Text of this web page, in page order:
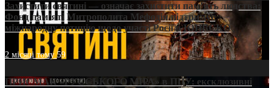
Захистити святині — означає захистити пам’ять людства:
Фонд пам’яті Митрополита Мефодія підтримує
міжнародну петицію щодо участі Росії в ЮНЕСКО
2 місяці тому59
ПРИСМАК «РУССЬКОГО МІРА» в ПЦУ: ексклюзивні